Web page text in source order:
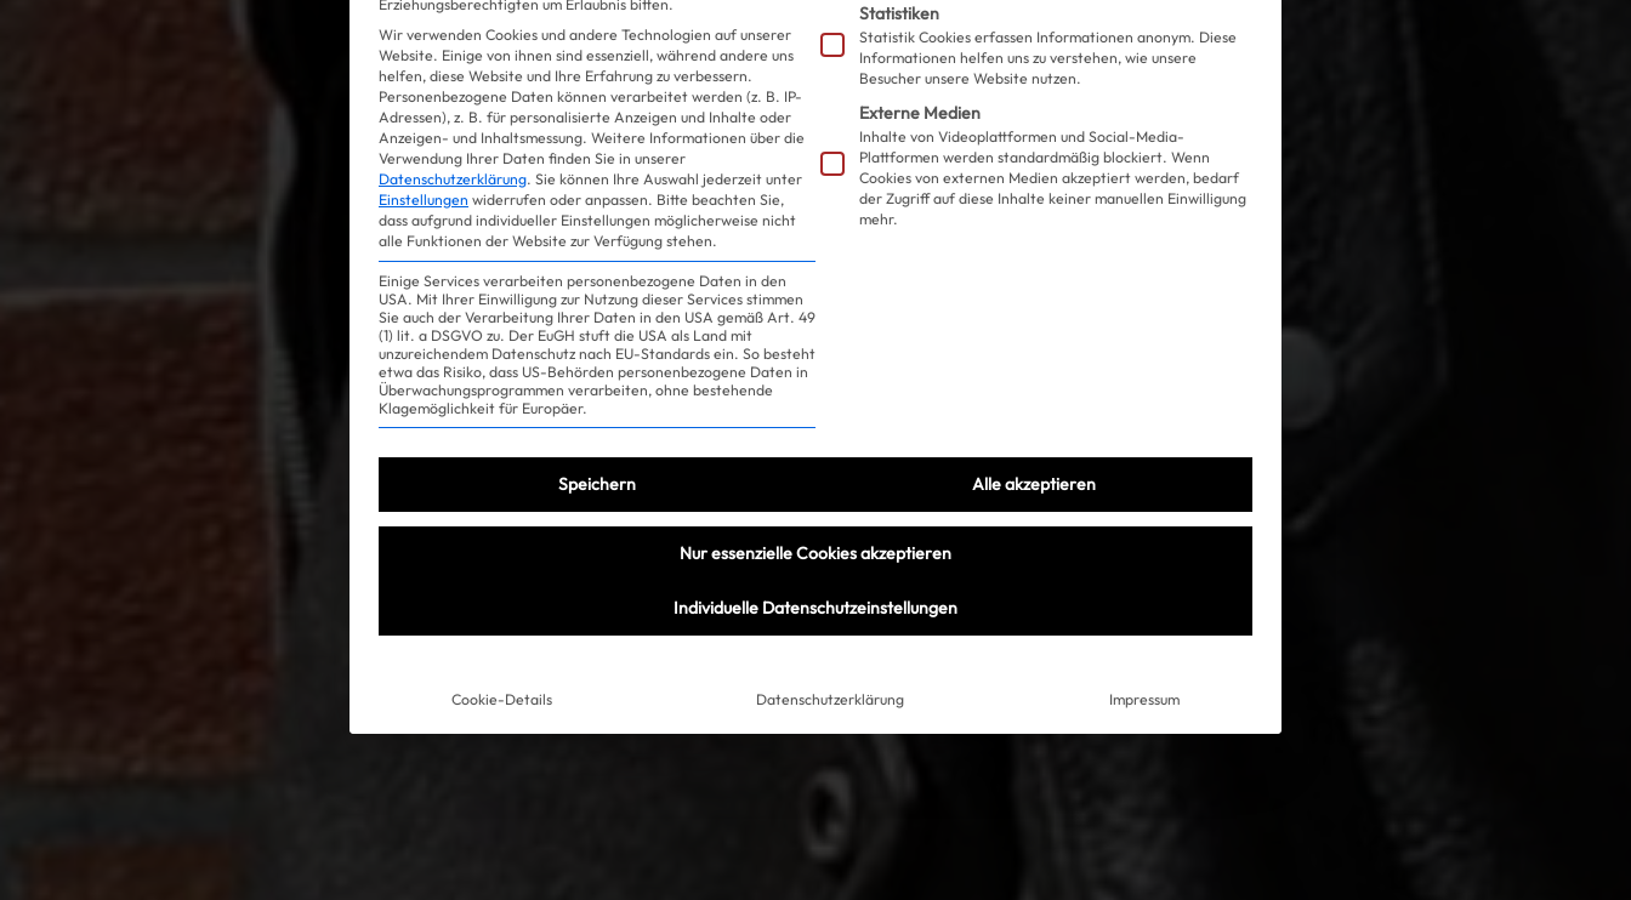
Experience
Erziehungsberechtigten um Erlaubnis bitten.
Wir verwenden Cookies und andere Technologien auf unserer
Website. Einige von ihnen sind essenziell, während andere uns
helfen, diese Website und Ihre Erfahrung zu verbessern.
Personenbezogene Daten können verarbeitet werden (z. B. IP-
Adressen), z. B. für personalisierte Anzeigen und Inhalte oder
Anzeigen- und Inhaltsmessung. Weitere Informationen über die
Verwendung Ihrer Daten finden Sie in unserer
Datenschutzerklärung. Sie können Ihre Auswahl jederzeit unter
Einstellungen widerrufen oder anpassen. Bitte beachten Sie,
dass aufgrund individueller Einstellungen möglicherweise nicht
alle Funktionen der Website zur Verfügung stehen.
Einige Services verarbeiten personenbezogene Daten in den
USA. Mit Ihrer Einwilligung zur Nutzung dieser Services stimmen
Sie auch der Verarbeitung Ihrer Daten in den USA gemäß Art. 49
(1) lit. a DSGVO zu. Der EuGH stuft die USA als Land mit
unzureichendem Datenschutz nach EU-Standards ein. So besteht
etwa das Risiko, dass US-Behörden personenbezogene Daten in
Überwachungsprogrammen verarbeiten, ohne bestehende
Klagemöglichkeit für Europäer.
Statistiken
Statistik Cookies erfassen Informationen anonym. Diese
Informationen helfen uns zu verstehen, wie unsere
Besucher unsere Website nutzen.
Externe Medien
Inhalte von Videoplattformen und Social-Media-
Plattformen werden standardmäßig blockiert. Wenn
Cookies von externen Medien akzeptiert werden, bedarf
der Zugriff auf diese Inhalte keiner manuellen Einwilligung
mehr.
Speichern Alle akzeptieren
Nur essenzielle Cookies akzeptieren
Individuelle Datenschutzeinstellungen
Cookie-Details Datenschutzerklärung Impressum